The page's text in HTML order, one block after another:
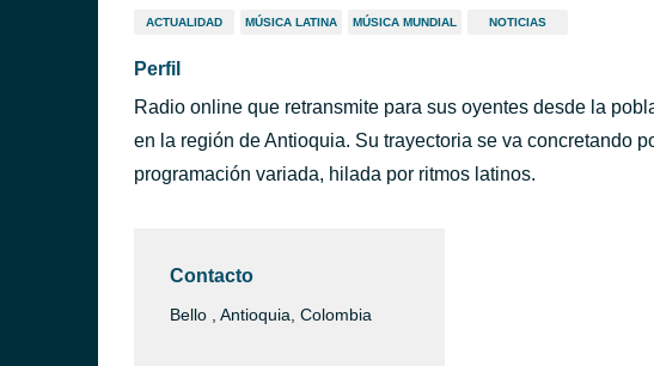
ACTUALIDAD MÚSICA LATINA MÚSICA MUNDIAL NOTICIAS
Perfil
Radio online que retransmite para sus oyentes desde la
en la región de Antioquia. Su trayectoria se va concretando
programación variada, hilada por ritmos latinos.
Contacto
Bello , Antioquia, Colombia